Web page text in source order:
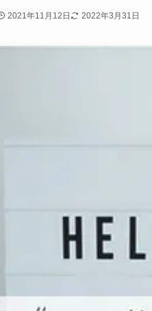
2021年11月12日 2022年3月31日